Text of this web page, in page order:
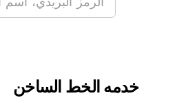
خدمه الخط الساخن